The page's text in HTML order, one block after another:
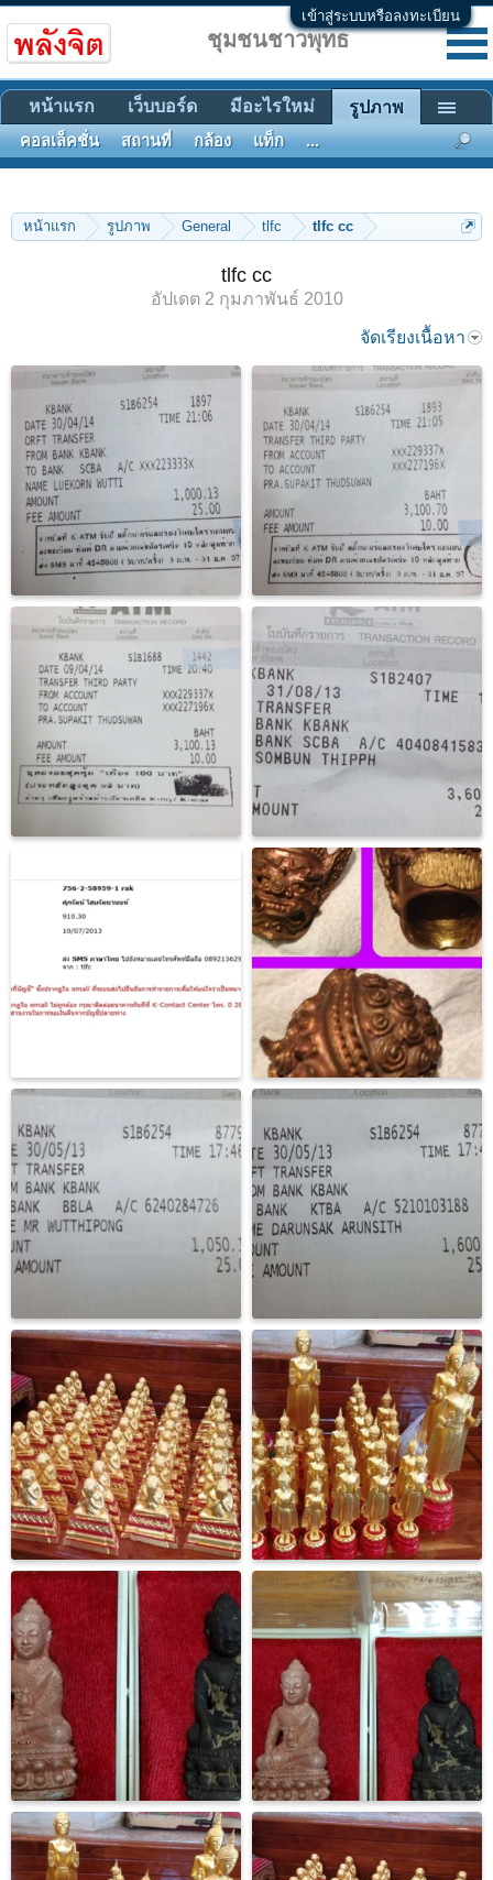
เข้าสู่ระบบหรือลงทะเบียน
หน้าแรก รูปภาพ General tlfc tlfc cc
tlfc cc
อัปเดต 2 กุมภาพันธ์ 2010
จัดเรียงเนื้อหา
ชุมชนชาวพุทธ
หน้าแรก เว็บบอร์ด มีอะไรใหม่ รูปภาพ
คอลเล็คชั่น สถานที่ กล้อง แท็ก ...